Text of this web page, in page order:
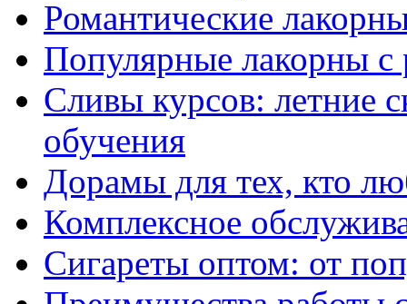
Романтические
Популярные лакорны с
Сливы курсов: летние
обучения
Дорамы для тех, кто
Комплексное
Сигареты оптом: от